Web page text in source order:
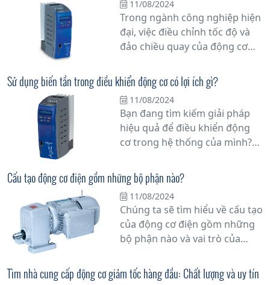
trong công nghiệp và các ứng
dụng khác.
11/08/2024
Trong ngành công nghiệp hiện
đại, việc điều chỉnh tốc độ và
đảo chiều quay của động cơ
một yếu tố quan trọng trong
việc tối ưu hóa hiệu suất và tiết
kiệm năng lượng. Với sự tiến
bộ của công nghệ, biến tần đã
trở thành một giải pháp hiệu
quả để thực hiện các chức
Sử dụng biến tần trong điều khiển động cơ có lợi ích gì?
11/08/2024
Bạn đang tìm kiếm giải pháp
hiệu quả để điều khiển động
cơ trong hệ thống của mình?
cho nhu cầu của bạn. Trong bài
viết này, chúng tôi sẽ giải thích
chi tiết về lợi ích và ưu việt của
việc sử dụng biến tần trong
điều khiển động cơ.
Cấu tạo động cơ điện gồm những bộ phận nào?
11/08/2024
Chúng ta sẽ tìm hiểu về cấu tạo
của động cơ điện gồm những
bộ phận nào và vai trò của
động của động cơ.
Tìm nhà cung cấp động cơ giảm tốc hàng đầu: Chất lượng và uy tín